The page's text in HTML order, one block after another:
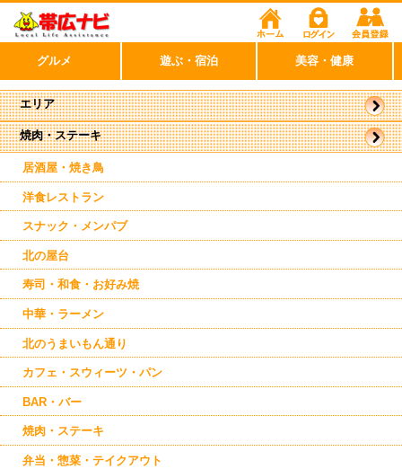
焼肉・ステーキ
居酒屋・焼き鳥
洋食レストラン
スナック・メンパブ
北の屋台
寿司・和食・お好み焼
中華・ラーメン
北のうまいもん通り
カフェ・スウィーツ・パン
BAR・バー
焼肉・ステーキ
弁当・惣菜・テイクアウト
エリア
帯広市
駅近郊
東帯広
西帯広
南帯広
芽室
上士幌
グルメ 遊ぶ・宿泊 美容・健康